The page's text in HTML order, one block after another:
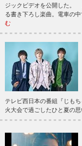
ジックビデオを公開した。
る書き下ろし楽曲。電車の
む
テレビ西日本の番組『じも
火大会で過ごしたひと夏の